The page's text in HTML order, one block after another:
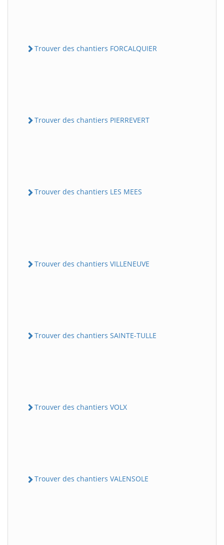
Trouver des chantiers FORCALQUIER
Trouver des chantiers PIERREVERT
Trouver des chantiers LES MEES
Trouver des chantiers VILLENEUVE
Trouver des chantiers SAINTE-TULLE
Trouver des chantiers VOLX
Trouver des chantiers VALENSOLE